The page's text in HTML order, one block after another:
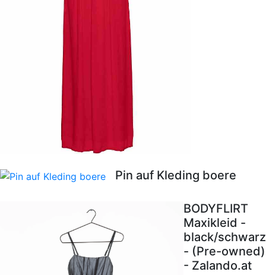
Pin auf Kleding boere
BODYFLIRT
Maxikleid -
black/schwarz
- (Pre-owned)
- Zalando.at